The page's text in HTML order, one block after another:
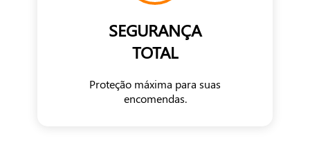
SEGURANÇA
TOTAL
Proteção máxima para suas
encomendas.